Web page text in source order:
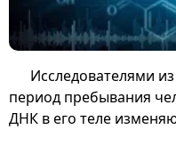
Исследователями
период пребывания
ДНК в его теле